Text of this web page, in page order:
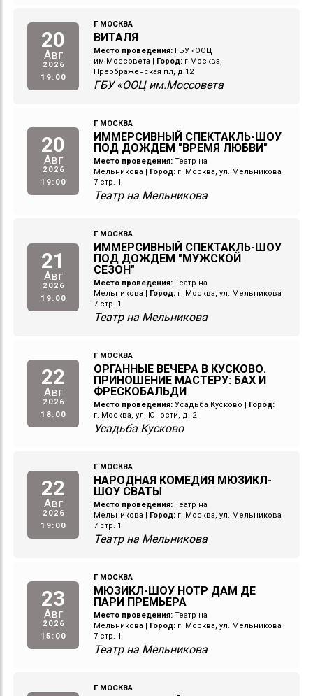
20
Авг
2026
19:00
Г МОСКВА
ВИТАЛЯ
Место проведения: ГБУ «ООЦ
им.Моссовета | Город: г Москва,
Преображенская пл, д 12
ГБУ «ООЦ им.Моссовета
20
Авг
2026
19:00
Г МОСКВА
ИММЕРСИВНЫЙ СПЕКТАКЛЬ-ШОУ
ПОД ДОЖДЕМ "ВРЕМЯ ЛЮБВИ"
Место проведения: Театр на
Мельникова | Город: г. Москва, ул. Мельникова
7 стр. 1
Театр на Мельникова
21
Авг
2026
19:00
Г МОСКВА
ИММЕРСИВНЫЙ СПЕКТАКЛЬ-ШОУ
ПОД ДОЖДЕМ "МУЖСКОЙ
СЕЗОН"
Место проведения: Театр на
Мельникова | Город: г. Москва, ул. Мельникова
7 стр. 1
Театр на Мельникова
22
Авг
2026
18:00
Г МОСКВА
ОРГАННЫЕ ВЕЧЕРА В КУСКОВО.
ПРИНОШЕНИЕ МАСТЕРУ: БАХ И
ФРЕСКОБАЛЬДИ
Место проведения: Усадьба Кусково | Город:
г. Москва, ул. Юности, д. 2
Усадьба Кусково
22
Авг
2026
19:00
Г МОСКВА
НАРОДНАЯ КОМЕДИЯ МЮЗИКЛ-
ШОУ СВАТЫ
Место проведения: Театр на
Мельникова | Город: г. Москва, ул. Мельникова
7 стр. 1
Театр на Мельникова
23
Авг
2026
15:00
Г МОСКВА
МЮЗИКЛ-ШОУ НОТР ДАМ ДЕ
ПАРИ ПРЕМЬЕРА
Место проведения: Театр на
Мельникова | Город: г. Москва, ул. Мельникова
7 стр. 1
Театр на Мельникова
Г МОСКВА